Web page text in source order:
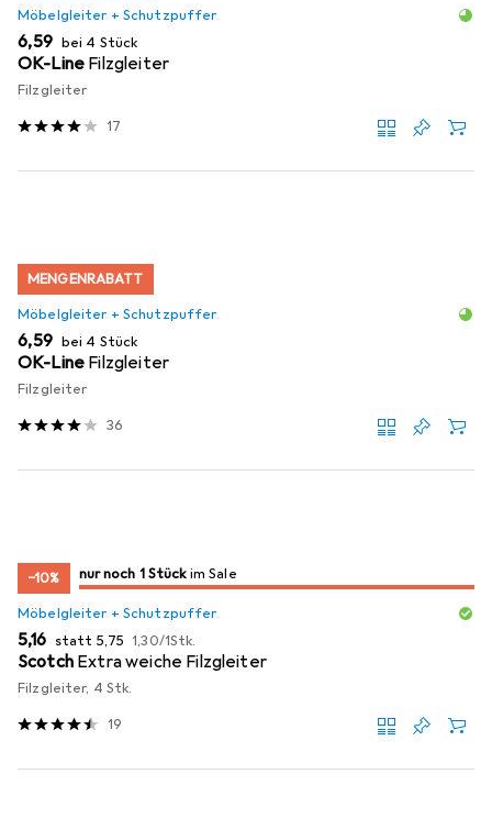
Möbelgleiter + Schutzpuffer
EUR
6,59 bei 4 Stück
OK-Line Filzgleiter
Filzgleiter
17
MENGENRABATT
Möbelgleiter + Schutzpuffer
EUR
6,59 bei 4 Stück
OK-Line Filzgleiter
Filzgleiter
36
−10% noch 1 Stückim Sale
nur noch 1 Stück im Sale
Möbelgleiter + Schutzpuffer
EUR
5,16 statt EUR
5,75 EUR
1,30/1Stk.
Scotch Extra weiche Filzgleiter
Filzgleiter, 4 Stk.
19